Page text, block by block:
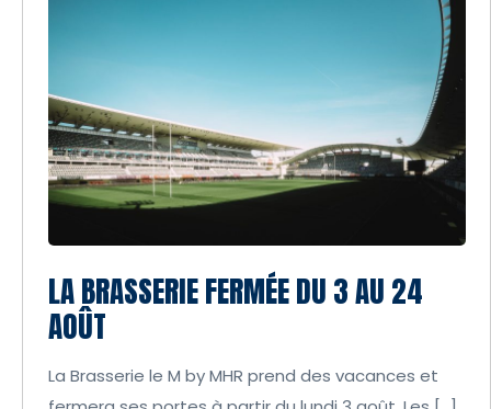
LA BRASSERIE FERMÉE DU 3 AU 24
AOÛT
La Brasserie le M by MHR prend des vacances et